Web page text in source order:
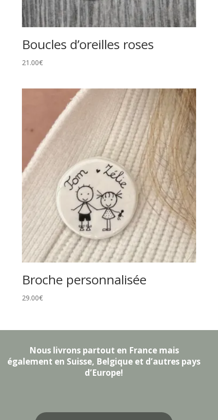
Boucles d’oreilles roses
21.00€
Broche personnalisée
29.00€
Nous livrons partout en France mais
également en Suisse, Belgique et d’autres pays
d’Europe!